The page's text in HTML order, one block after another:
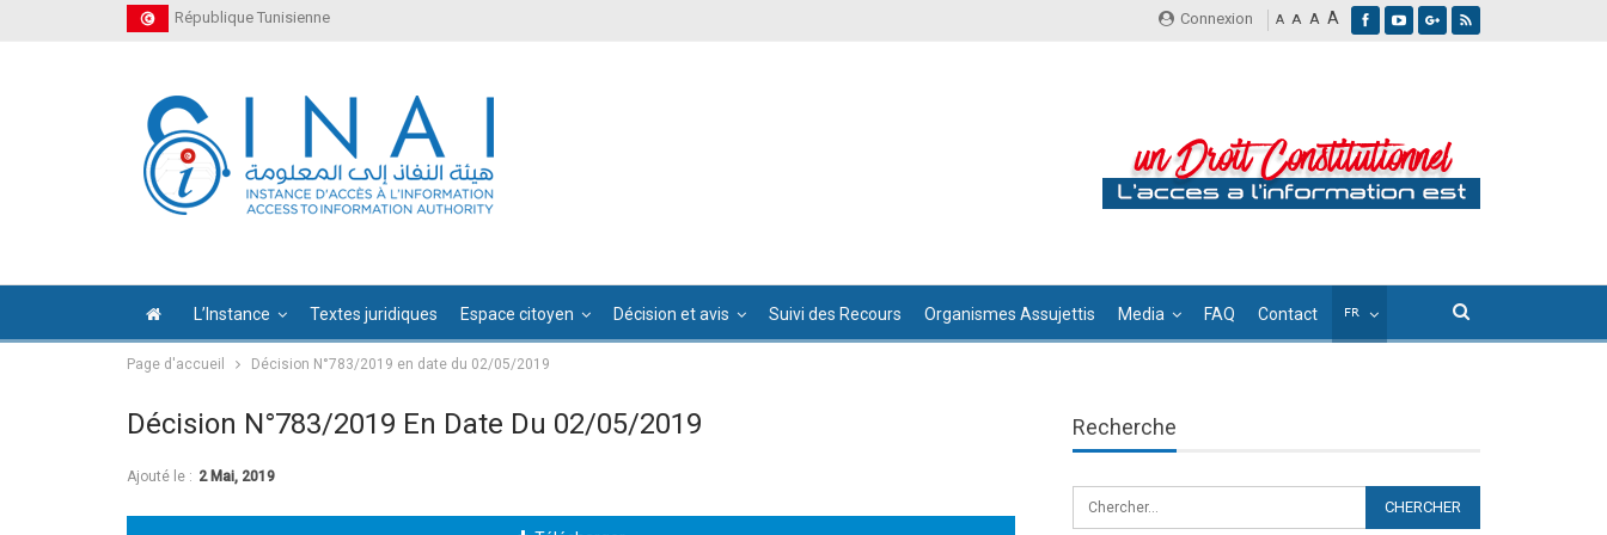
Connexion A A A A
République Tunisienne
L’Instance Textes juridiques Espace citoyen Décision et avis Suivi des Recours Organismes Assujettis Media FAQ Contact
Page d'accueil Décision N°783/2019 en date du 02/05/2019
Décision N°783/2019 En Date Du 02/05/2019
Ajouté le : 2 Mai, 2019
Recherche